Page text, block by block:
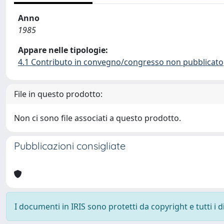
Anno
1985
Appare nelle tipologie:
4.1 Contributo in convegno/congresso non pubblicato
File in questo prodotto:
Non ci sono file associati a questo prodotto.
Pubblicazioni consigliate
I documenti in IRIS sono protetti da copyright e tutti i